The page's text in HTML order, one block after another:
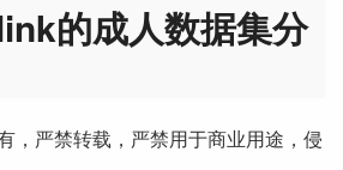
的成人数据集分
，严禁转载，严禁用于商业用途，侵